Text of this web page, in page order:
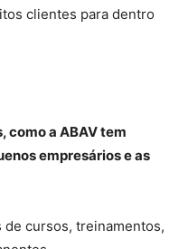
clientes para dentro
como a ABAV tem
empresários e as
de cursos, treinamentos,